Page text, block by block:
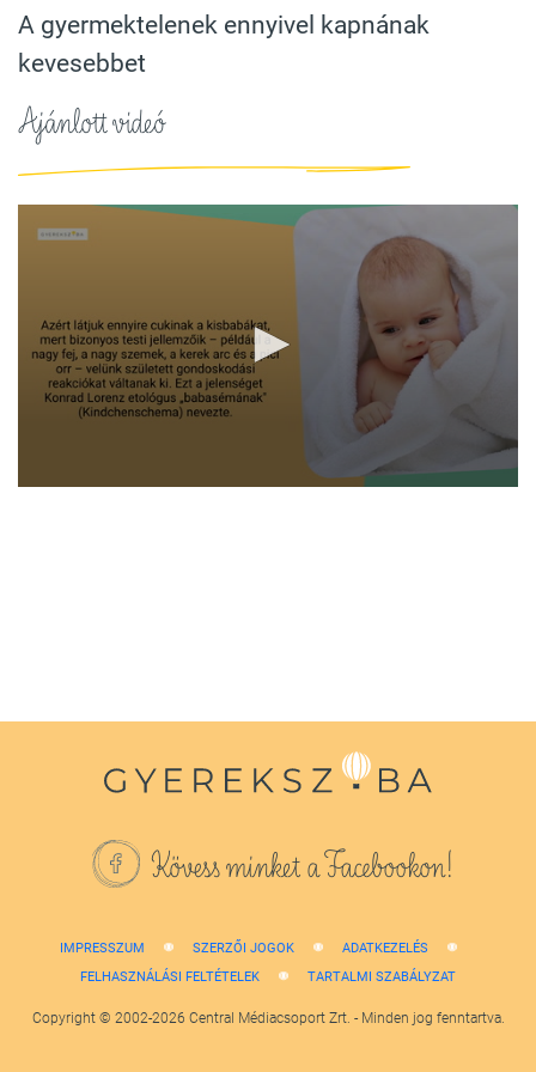
A gyermektelenek ennyivel kapnának
kevesebbet
Ajánlott videó
Kövess minket a Facebookon!
IMPRESSZUM SZERZŐI JOGOK
ADATKEZELÉS
FELHASZNÁLÁSI FELTÉTELEK
TARTALMI SZABÁLYZAT
Copyright © 2002-2026 Central Médiacsoport Zrt. - Minden jog fenntartva.